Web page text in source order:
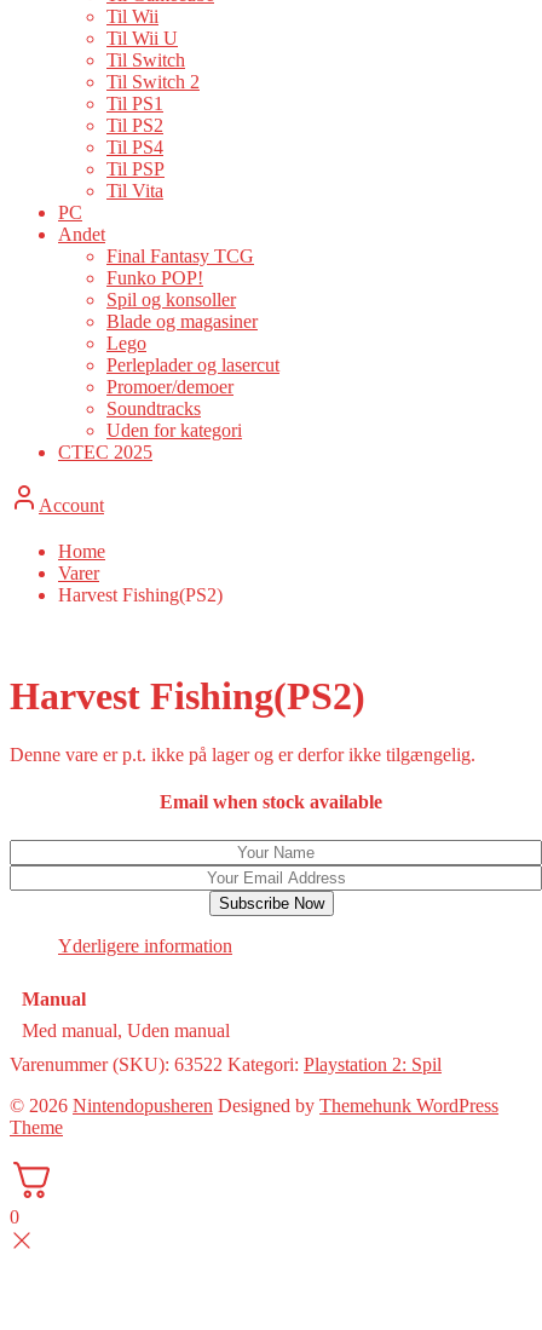
Til Wii
Til Wii U
Til Switch
Til Switch 2
Til PS1
Til PS2
Til PS4
Til PSP
Til Vita
PC
Andet
Final Fantasy TCG
Funko POP!
Spil og konsoller
Blade og magasiner
Lego
Perleplader og lasercut
Promoer/demoer
Soundtracks
Uden for kategori
CTEC 2025
Account
Home
Varer
Harvest Fishing(PS2)
Harvest Fishing(PS2)
Denne vare er p.t. ikke på lager og er derfor ikke tilgængelig.
Email when stock available
Subscribe Now
Yderligere information
Manual
Med manual, Uden manual
Varenummer (SKU): 63522 Kategori: Playstation 2: Spil
© 2026 Nintendopusheren Designed by Themehunk WordPress
Theme
0